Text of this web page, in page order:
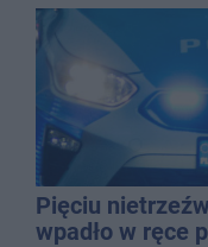
Pięciu
wpadło w ręce